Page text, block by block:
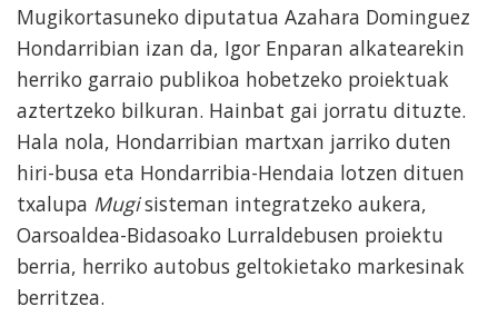
Mugikortasuneko diputatua Azahara Dominguez
Hondarribian izan da, Igor Enparan alkatearekin
herriko garraio publikoa hobetzeko proiektuak
aztertzeko bilkuran. Hainbat gai jorratu dituzte.
Hala nola, Hondarribian martxan jarriko duten
hiri-busa eta Hondarribia-Hendaia lotzen dituen
txalupa Mugisisteman integratzeko aukera,
Oarsoaldea-Bidasoako Lurraldebusen proiektu
berria, herriko autobus geltokietako markesinak
berritzea.